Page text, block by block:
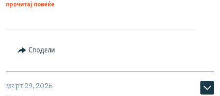
прочитај повеќе
Сподели
март 29, 2026